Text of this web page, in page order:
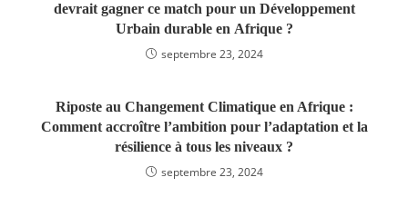
devrait gagner ce match pour un Développement
Urbain durable en Afrique ?
septembre 23, 2024
Riposte au Changement Climatique en Afrique :
Comment accroître l’ambition pour l’adaptation et la
résilience à tous les niveaux ?
septembre 23, 2024